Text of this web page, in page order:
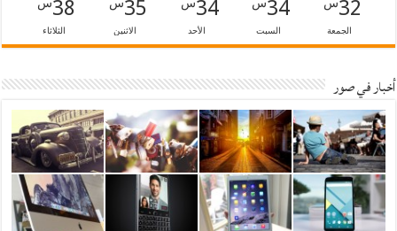
32س
الجمعة
34س
السبت
34س
الأحد
35س
الاثنين
38س
الثلاثاء
أخبار في صور